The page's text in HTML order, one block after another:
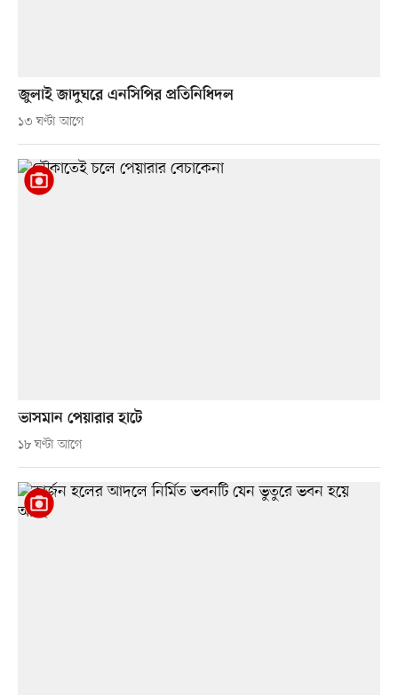
জুলাই জাদুঘরে এনসিপির প্রতিনিধিদল
১৩ ঘণ্টা আগে
ভাসমান পেয়ারার হাটে
১৮ ঘণ্টা আগে